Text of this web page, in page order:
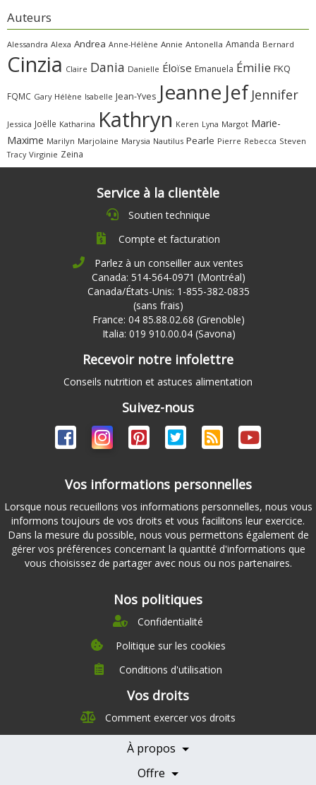
Auteurs
Alessandra Alexa Andrea Anne-Hélène Annie Antonella Amanda Bernard
Cinzia Claire Dania Danielle Éloïse Emanuela Émilie FKQ
FQMC Gary Hélène Isabelle Jean-Yves Jeanne Jef Jennifer
Jessica Joëlle Katharina Kathryn Keren Lyna Margot Marie-
Maxime Marilyn Marjolaine Marysia Nautilus Pearle Pierre Rebecca Steven
Tracy Virginie Zeina
Service à la clientèle
Soutien technique
Compte et facturation
Parlez à un conseiller aux ventes
Canada: 514-564-0971 (Montréal)
Canada/États-Unis: 1-855-382-0835
(sans frais)
France: 04 85.88.02.68 (Grenoble)
Italia: 019 910.00.04 (Savona)
Recevoir notre infolettre
Conseils nutrition et astuces alimentation
Suivez-nous
Vos informations personnelles
Lorsque nous recueillons vos informations personnelles, nous vous
informons toujours de vos droits et vous facilitons leur exercice.
Dans la mesure du possible, nous vous permettons également de
gérer vos préférences concernant la quantité d'informations que
vous choisissez de partager avec nous ou nos partenaires.
Nos politiques
Confidentialité
Politique sur les cookies
Conditions d'utilisation
Vos droits
Comment exercer vos droits
À propos
À propos
Nutrition
Offre
Témoignages
Nos partenaires
Devenir Partenaire